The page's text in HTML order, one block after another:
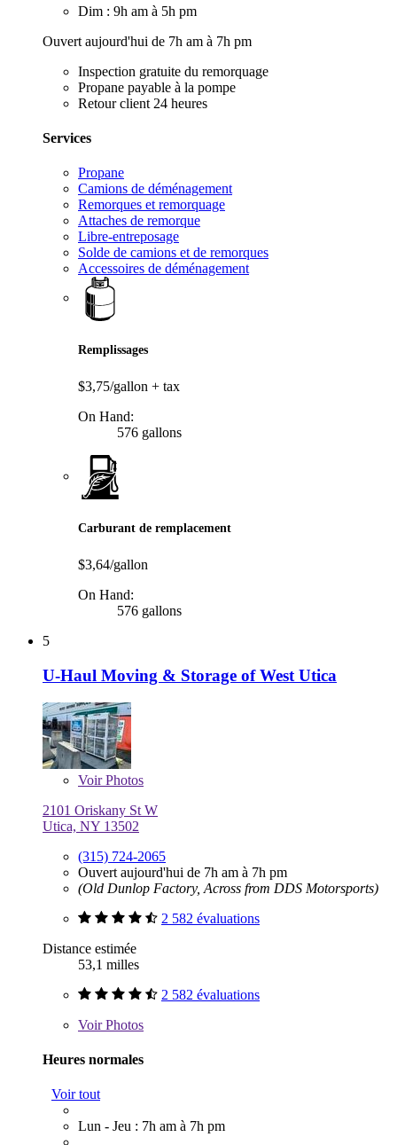
Dim : 9h am à 5h pm
Ouvert aujourd'hui de 7h am à 7h pm
Inspection gratuite du remorquage
Propane payable à la pompe
Retour client 24 heures
Services
Propane
Camions de déménagement
Remorques et remorquage
Attaches de remorque
Libre-entreposage
Solde de camions et de remorques
Accessoires de déménagement
Remplissages
$3,75/gallon + tax
On Hand:
576 gallons
Carburant de remplacement
$3,64/gallon
On Hand:
576 gallons
5
U-Haul Moving & Storage of West Utica
VoirPhotos
2101 Oriskany St W
Utica, NY 13502
(315) 724-2065
Ouvert aujourd'hui de 7h am à 7h pm
(Old Dunlop Factory, Across from DDS Motorsports)
2 582 évaluations
Distance estimée
53,1 milles
2 582 évaluations
VoirPhotos
Heures normales
Voir tout
Lun - Jeu : 7h am à 7h pm